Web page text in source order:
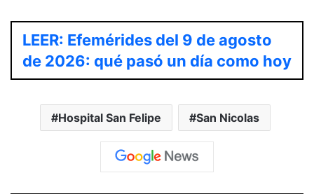
LEER: Efemérides del 9 de agosto
de 2026: qué pasó un día como hoy
Hospital San Felipe San Nicolas